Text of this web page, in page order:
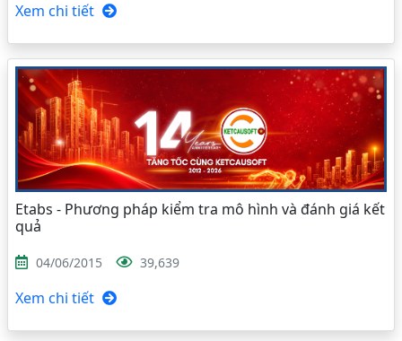
Xem chi tiết
Etabs - Phương pháp kiểm tra mô hình và đánh giá kết
quả
04/06/2015 39,639
Xem chi tiết